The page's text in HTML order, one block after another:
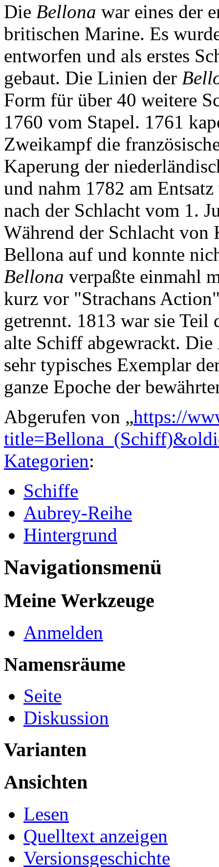
Die Bellona war eines der
britischen Marine. Es
entworfen und als erstes
gebaut. Die Linien der
Form für über 40 weitere
1760 vom Stapel. 1761
Zweikampf die
Kaperung der
und nahm 1782 am
nach der Schlacht vom 1.
Während der Schlacht von
Bellona auf und konnte
Bellona verpaßte einmahl
kurz vor "Strachans
getrennt. 1813 war sie
alte Schiff abgewrackt. Die
sehr typisches Exemplar
ganze Epoche der
Abgerufen von „https://
Kategorien:
Schiffe
Aubrey-Reihe
Hintergrund
Navigationsmenü
Meine Werkzeuge
Anmelden
Namensräume
Seite
Diskussion
Varianten
Ansichten
Lesen
Quelltext anzeigen
Versionsgeschichte